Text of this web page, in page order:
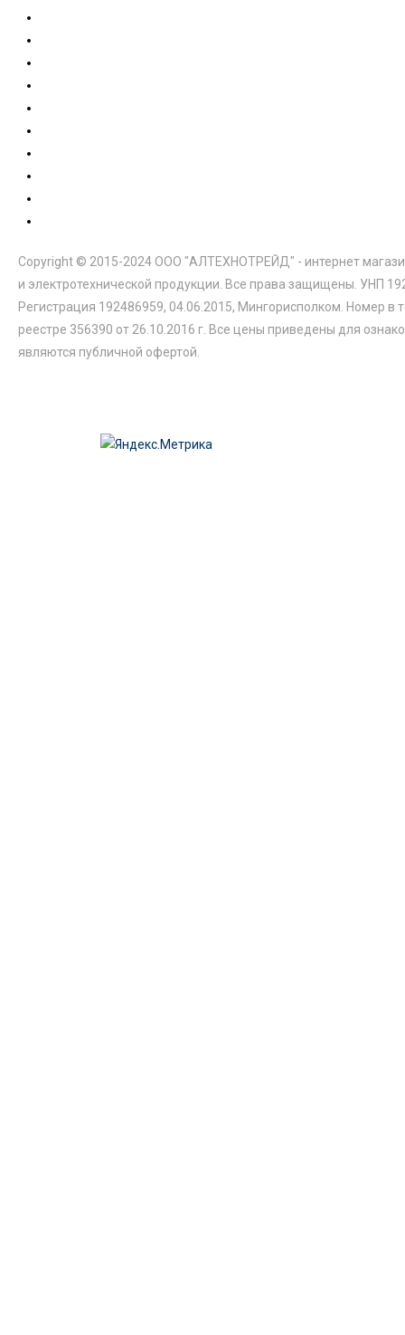
Copyright © 2015-2024 ООО "АЛТЕХНОТРЕЙД" - интернет
и электротехнической продукции. Все права защищены. УНП
Регистрация 192486959, 04.06.2015, Мингорисполком. Номер в
реестре 356390 от 26.10.2016 г. Все цены приведены для
являются публичной офертой.